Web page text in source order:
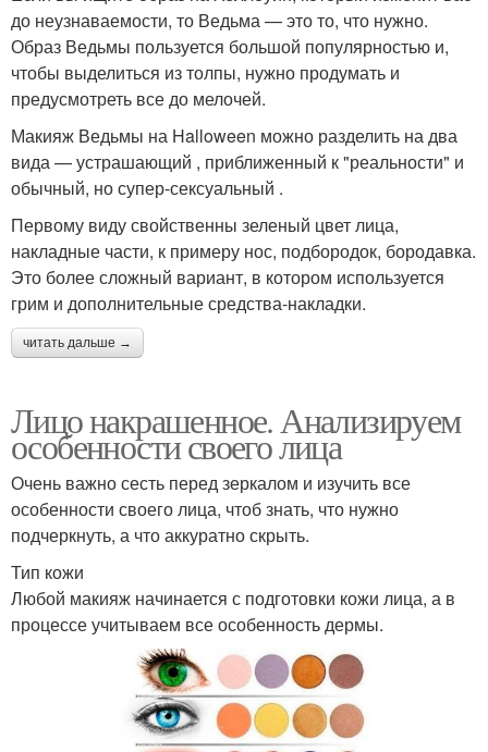
до неузнаваемости, то Ведьма — это то, что нужно.
Образ Ведьмы пользуется большой популярностью и,
чтобы выделиться из толпы, нужно продумать и
предусмотреть все до мелочей.
Макияж Ведьмы на Halloween можно разделить на два
вида — устрашающий , приближенный к "реальности" и
обычный, но супер-сексуальный .
Первому виду свойственны зеленый цвет лица,
накладные части, к примеру нос, подбородок, бородавка.
Это более сложный вариант, в котором используется
грим и дополнительные средства-накладки.
читать дальше →
Лицо накрашенное. Анализируем
особенности своего лица
Очень важно сесть перед зеркалом и изучить все
особенности своего лица, чтоб знать, что нужно
подчеркнуть, а что аккуратно скрыть.
Тип кожи
Любой макияж начинается с подготовки кожи лица, а в
процессе учитываем все особенность дермы.